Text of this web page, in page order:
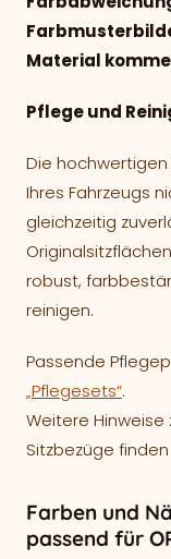
Material
Pflege und
Die
Ihres Fahrzeugs
gleichzeitig
robust,
reinigen.
Passende
„Pflegesets“.
Weitere Hinweise
Sitzbezüge
Farben und
passend für